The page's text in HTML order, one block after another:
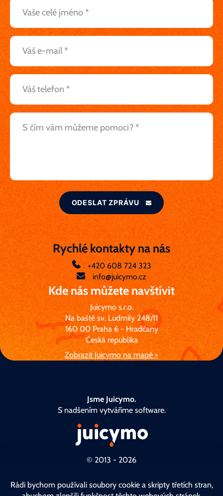
ODESLAT ZPRÁVU
Rychlé kontakty na nás
+420 608 724 323
info@juicymo.cz
Kde nás můžete navštívit
Juicymo s.r.o.
Na baště sv. Ludmily 248/11
160 00 Praha 6 - Hradčany
Česká republika
Zobrazit Juicymo na mapě >
Jsme Juicymo.
S nadšením vytváříme software.
© 2013 - 2026
Rádi bychom používali soubory cookie a skripty třetích stran,